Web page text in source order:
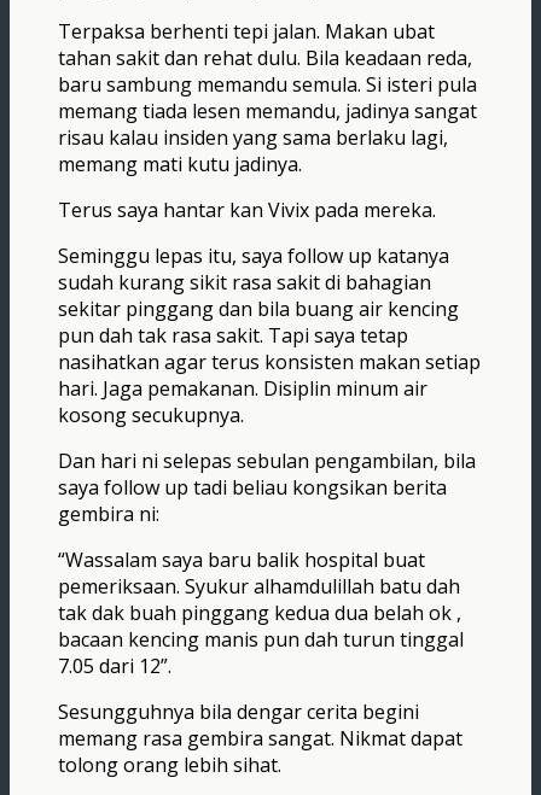
Terpaksa berhenti tepi jalan. Makan ubat
tahan sakit dan rehat dulu. Bila keadaan reda,
baru sambung memandu semula. Si isteri pula
memang tiada lesen memandu, jadinya sangat
risau kalau insiden yang sama berlaku lagi,
memang mati kutu jadinya.
Terus saya hantar kan Vivix pada mereka.
Seminggu lepas itu, saya follow up katanya
sudah kurang sikit rasa sakit di bahagian
sekitar pinggang dan bila buang air kencing
pun dah tak rasa sakit. Tapi saya tetap
nasihatkan agar terus konsisten makan setiap
hari. Jaga pemakanan. Disiplin minum air
kosong secukupnya.
Dan hari ni selepas sebulan pengambilan, bila
saya follow up tadi beliau kongsikan berita
gembira ni:
“Wassalam saya baru balik hospital buat
pemeriksaan. Syukur alhamdulillah batu dah
tak dak buah pinggang kedua dua belah ok ,
bacaan kencing manis pun dah turun tinggal
7.05 dari 12”.
Sesungguhnya bila dengar cerita begini
memang rasa gembira sangat. Nikmat dapat
tolong orang lebih sihat.